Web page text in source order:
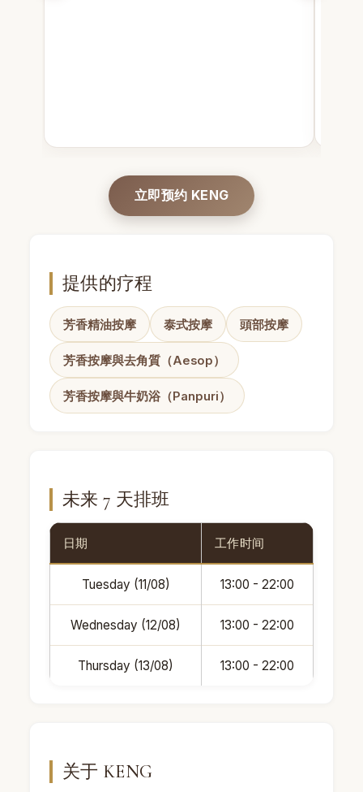
立即预约 KENG
提供的疗程
芳香精油按摩 泰式按摩 頭部按摩
芳香按摩與去角質（Aesop）
芳香按摩與牛奶浴（Panpuri）
未来 7 天排班
日期 工作时间
Tuesday (11/08) 13:00 - 22:00
Wednesday (12/08) 13:00 - 22:00
Thursday (13/08) 13:00 - 22:00
关于 KENG